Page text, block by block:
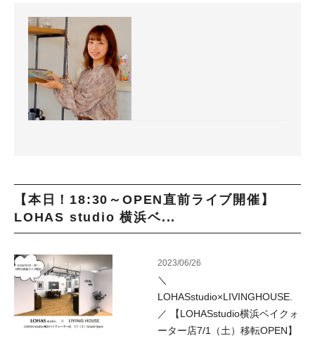
【本日！18:30～OPEN直前ライブ開催】
LOHAS studio 横浜ベ...
2023/06/26
＼
LOHASstudio×LIVINGHOUSE.
／ 【LOHASstudio横浜ベイクォ
ーター店7/1（土）移転OPEN】